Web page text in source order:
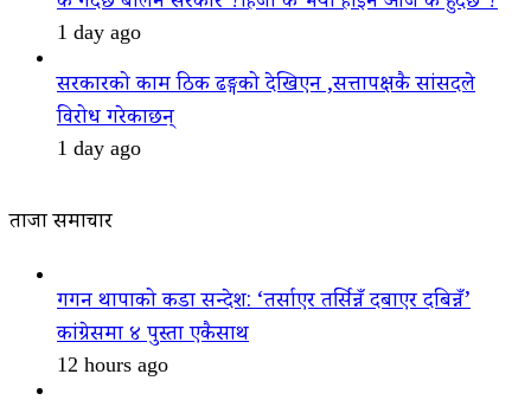
1 day ago
सरकारको काम ठिक ढङ्गको देखिएन ,सत्तापक्षकै सांसदले
विरोध गरेकाछन्
1 day ago
ताजा समाचार
गगन थापाको कडा सन्देश: ‘तर्साएर तर्सिन्नँ दबाएर दबिन्नँ’
कांग्रेसमा ४ पुस्ता एकैसाथ
12 hours ago